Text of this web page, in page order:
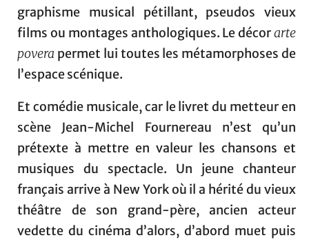
graphisme musical pétillant, pseudos vieux
films ou montages anthologiques. Le décorarte
povera permet lui toutes les métamorphoses de
l’espace scénique.
Et comédie musicale, car le livret du metteur en
scène Jean-Michel Fournereau n’est qu’un
prétexte à mettre en valeur les chansons et
musiques du spectacle. Un jeune chanteur
français arrive à New York où il a hérité du vieux
théâtre de son grand-père, ancien acteur
vedette du cinéma d’alors, d’abord muet puis